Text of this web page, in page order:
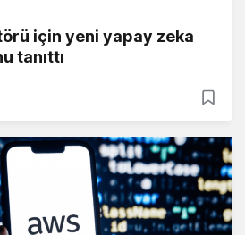
için yeni yapay zeka
tanıttı